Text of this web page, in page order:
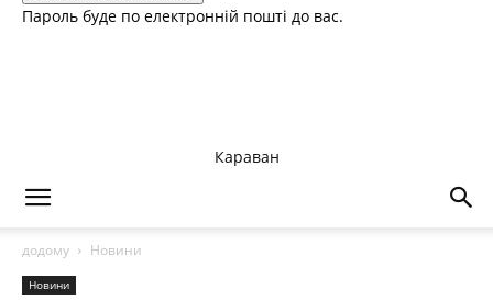
Пароль буде по електронній пошті до вас.
Караван
додому Новини
Новини